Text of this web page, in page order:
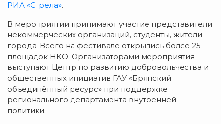
РИА «Стрела».
В мероприятии принимают участие представители
некоммерческих организаций, студенты, жители
города. Всего на фестивале открылись более 25
площадок НКО. Организаторами мероприятия
выступают Центр по развитию добровольчества и
общественных инициатив ГАУ «Брянский
объединённый ресурс» при поддержке
регионального департамента внутренней
политики.